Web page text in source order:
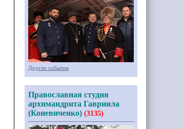
Другие события
Православная студия
архимандрита Гавриила
(Коневиченко) (3135)